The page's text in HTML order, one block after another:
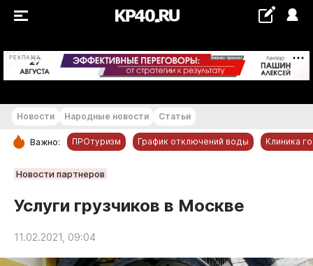
РЕКЛАМА +18...+19 °С
РУБРИКИ
Новости компаний
Статьи
Народные новости
Новости Народные новости Статьи
Важно: ПРОтуризм График отключений воды Клиника
Новости партнеров
Услуги грузчиков в Москве
11.02.2021, 09:04